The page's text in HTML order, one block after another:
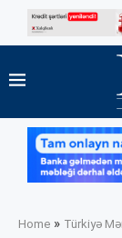
Home » Türkiyə